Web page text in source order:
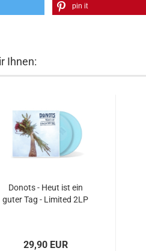
pin it
Ihnen:
Donots - Heut ist ein
guter Tag - Limited 2LP
29,90 EUR